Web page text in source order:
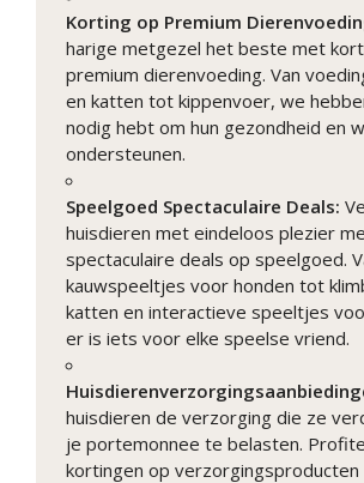
Korting op Premium
harige metgezel het beste met
premium dierenvoeding. Van
en katten tot kippenvoer, we
nodig hebt om hun gezondheid en
ondersteunen.
Speelgoed Spectaculaire Deals:
huisdieren met eindeloos plezier
spectaculaire deals op speelgoed.
kauwspeeltjes voor honden tot
katten en interactieve speeltjes
er is iets voor elke speelse vriend.
huisdieren de verzorging die ze
je portemonnee te belasten.
kortingen op verzorgingsproducten